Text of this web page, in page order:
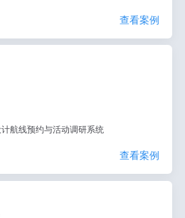
查看案例
航线预约与活动调研系统
查看案例